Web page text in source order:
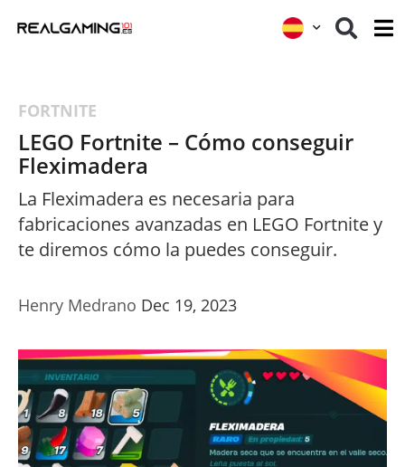
FORTNITE
LEGO Fortnite – Cómo conseguir
Fleximadera
La Fleximadera es necesaria para
fabricaciones avanzadas en LEGO Fortnite y
te diremos cómo la puedes conseguir.
Henry Medrano Dec 19, 2023